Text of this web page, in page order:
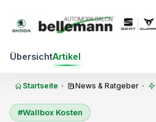
ÜbersichtArtikel
Startseite · News & Ratgeber ·
#Wallbox Kosten